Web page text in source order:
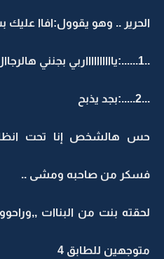
الحرير .. وهو يقوول:افاا
..1......:يااااااااااربي بجنني هالرجاال شووفي كيف شعره بس
...2.....:بجد يذبح
حس هالشخص إنا تحت
فسكر من صاحبه ومشى ..
لحقته بنت من البناات
متوجهين للطابق 4